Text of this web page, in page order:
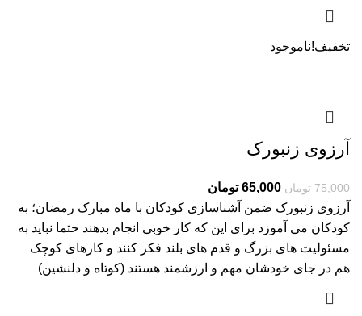
تخفیف!ناموجود
آرزوی زنبورک
75,000 تومان 65,000 تومان
آرزوی زنبورک ضمن آشناسازی کودکان با ماه مبارک رمضان؛ به
کودکان می آموزد برای این که کار خوبی انجام بدهند حتما نباید به
مسئولیت های بزرگ و قدم های بلند فکر کنند و کارهای کوچک
هم در جای خودشان مهم و ارزشمند هستند (کوتاه و دلنشین)